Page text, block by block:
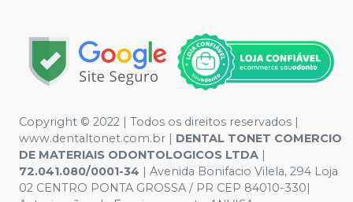
Copyright © 2022 | Todos os direitos reservados |
www.dentaltonet.com.br | DENTAL TONET COMERCIO
DE MATERIAIS ODONTOLOGICOS LTDA |
72.041.080/0001-34 | Avenida Bonifacio Vilela, 294 Loja
02 CENTRO PONTA GROSSA / PR CEP 84010-330|